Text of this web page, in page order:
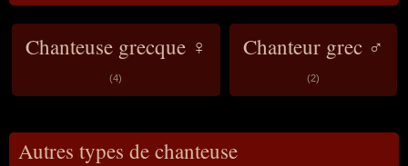
Chanteuse grecque ♀
(4)
Chanteur grec ♂
(2)
Autres types de chanteuse